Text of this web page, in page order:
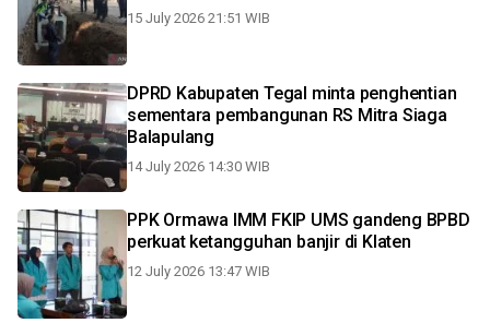
15 July 2026 21:51 WIB
DPRD Kabupaten Tegal minta penghentian
sementara pembangunan RS Mitra Siaga
Balapulang
14 July 2026 14:30 WIB
PPK Ormawa IMM FKIP UMS gandeng BPBD
perkuat ketangguhan banjir di Klaten
12 July 2026 13:47 WIB